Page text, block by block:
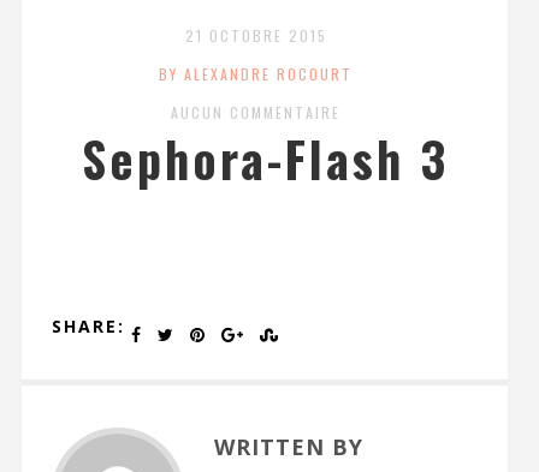
21 OCTOBRE 2015
BY ALEXANDRE ROCOURT
AUCUN COMMENTAIRE
Sephora-Flash 3
SHARE:
WRITTEN BY